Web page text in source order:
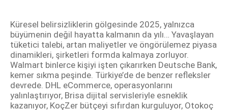
Küresel belirsizliklerin gölgesinde 2025, yalnızca
büyümenin değil hayatta kalmanın da yılı… Yavaşlayan
tüketici talebi, artan maliyetler ve öngörülemez piyasa
dinamikleri, şirketleri formda kalmaya zorluyor.
Walmart binlerce kişiyi işten çıkarırken Deutsche Bank,
kemer sıkma peşinde. Türkiye’de de benzer refleksler
devrede. DHL eCommerce, operasyonlarını
yalınlaştırıyor, Brisa dijital servisleriyle esneklik
kazanıyor, KoçZer bütçeyi sıfırdan kurguluyor, Otokoç